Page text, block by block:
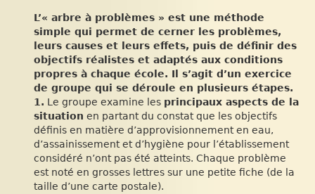
L’« arbre à problèmes » est une méthode
simple qui permet de cerner les problèmes,
leurs causes et leurs effets, puis de définir des
objectifs réalistes et adaptés aux conditions
propres à chaque école. Il s’agit d’un exercice
de groupe qui se déroule en plusieurs étapes.
1. Le groupe examine les principaux aspects de la
situation en partant du constat que les objectifs
définis en matière d’approvisionnement en eau,
d’assainissement et d’hygiène pour l’établissement
considéré n’ont pas été atteints. Chaque problème
est noté en grosses lettres sur une petite fiche (de la
taille d’une carte postale).